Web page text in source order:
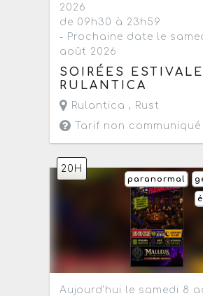
2026
de 09h30 à 23h59
- Prochaine date le
août 2026
SOIRÉES
RULANTICA
Rulantica , Rust
Tarif non communiqué
20H
paranormal
Aujourd'hui le samedi 8